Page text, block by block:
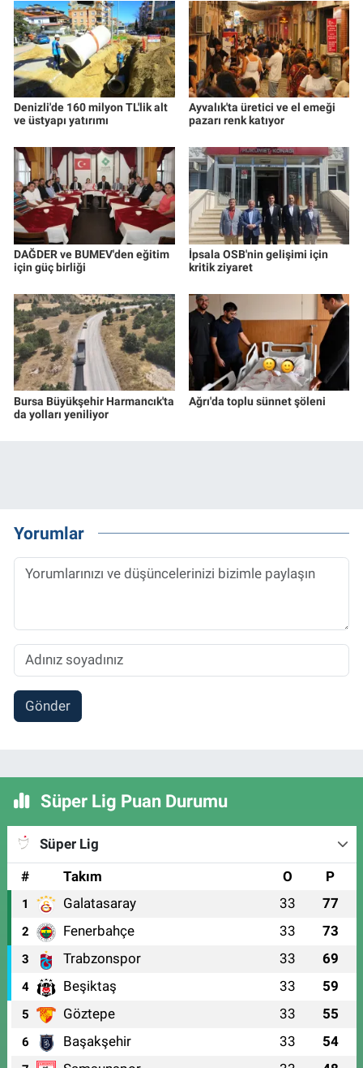
Denizli'de 160 milyon TL'lik alt
ve üstyapı yatırımı
Ayvalık'ta üretici ve el emeği
pazarı renk katıyor
DAĞDER ve BUMEV'den eğitim
için güç birliği
İpsala OSB'nin gelişimi için
kritik ziyaret
Bursa Büyükşehir Harmancık'ta
da yolları yeniliyor
Ağrı'da toplu sünnet şöleni
Yorumlar
Gönder
Süper Lig Puan Durumu
Süper Lig
#
Takım O P
1 Galatasaray 33 77
2 Fenerbahçe 33 73
3 Trabzonspor 33 69
4 Beşiktaş 33 59
5 Göztepe 33 55
6 Başakşehir 33 54